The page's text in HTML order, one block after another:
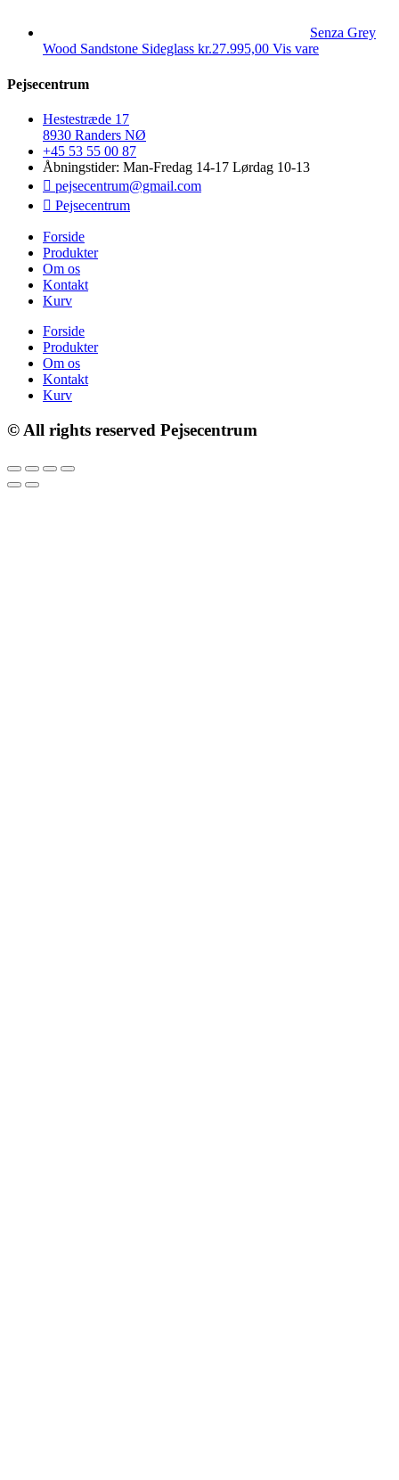
Senza Grey
Wood Sandstone Sideglass kr.27.995,00 Vis vare
Pejsecentrum
Hestestræde 17
8930 Randers NØ
+45 53 55 00 87
Åbningstider: Man-Fredag 14-17 Lørdag 10-13
pejsecentrum@gmail.com
Pejsecentrum
Forside
Produkter
Om os
Kontakt
Kurv
Forside
Produkter
Om os
Kontakt
Kurv
© All rights reserved Pejsecentrum